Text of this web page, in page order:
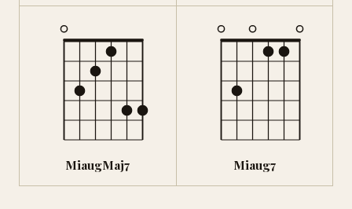
MiaugMaj7 Miaug7